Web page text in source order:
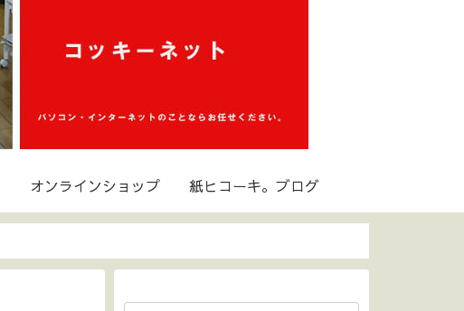
オンラインショップ 紙ヒコーキ。ブログ